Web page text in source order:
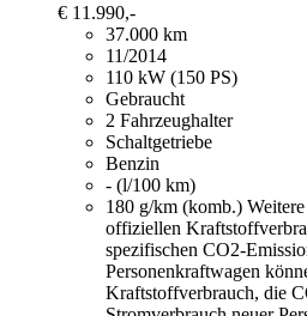
€ 11.990,-
37.000 km
11/2014
110 kW (150 PS)
Gebraucht
2 Fahrzeughalter
Schaltgetriebe
Benzin
- (l/100 km)
180 g/km (komb.)
offiziellen
spezifischen CO2-
Personenkraftwagen
Kraftstoffverbrauch, die